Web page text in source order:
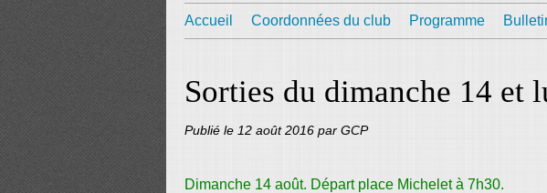
Accueil Coordonnées du club Programme
Sorties du dimanche 14 et
Publié le 12 août 2016 par GCP
Dimanche 14 août. Départ place Michelet à 7h30.